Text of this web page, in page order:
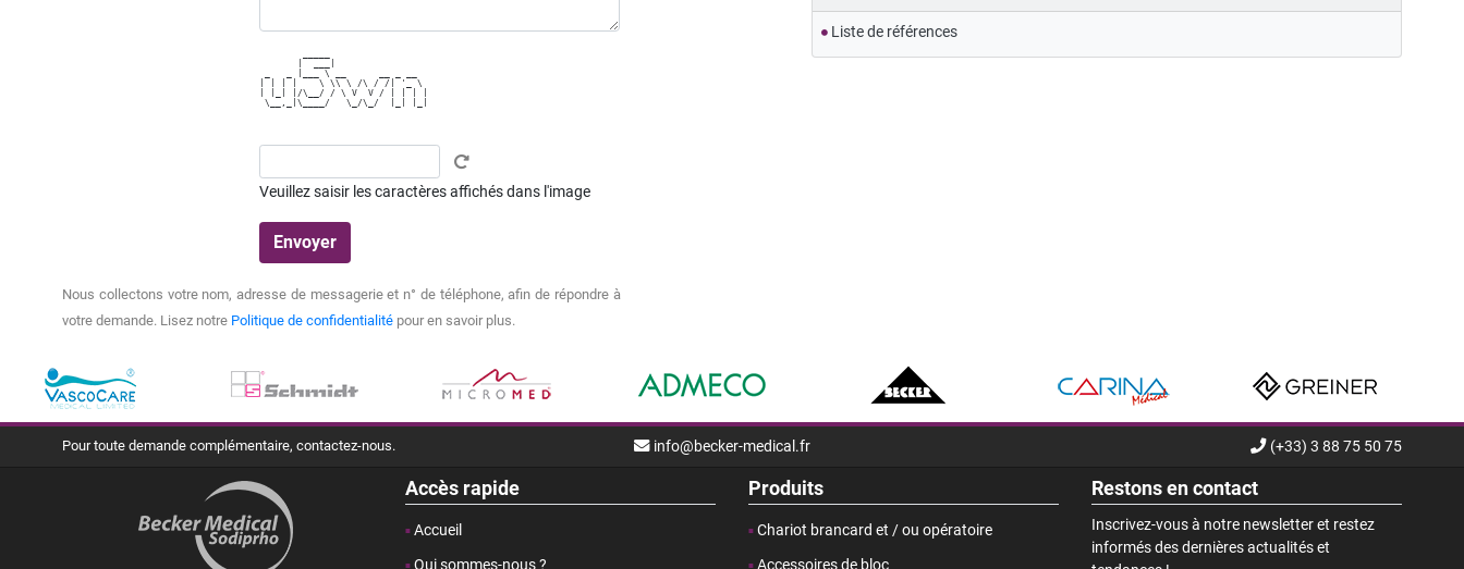
Liste de références
_   _ |___ \ __      __ _ __
| | | |    \ \\ \ /\ / /| '_ \
| |_| |/\__/ / \ V  V / | | | |
\__,_|\____/   \_/\_/  |_| |_|
Veuillez saisir les caractères affichés dans l'image
Nous collectons votre nom, adresse de messagerie et n° de téléphone, afin de répondre à
votre demande. Lisez notre Politique de confidentialité pour en savoir plus.
Pour toute demande complémentaire, contactez-nous. info@becker-medical.fr (+33) 3 88 75 50 75
Accès rapide
Accueil
Qui sommes-nous ?
Produits
Chariot brancard et / ou opératoire
Accessoires de bloc
Restons en contact
Inscrivez-vous à notre newsletter et restez
informés des dernières actualités et